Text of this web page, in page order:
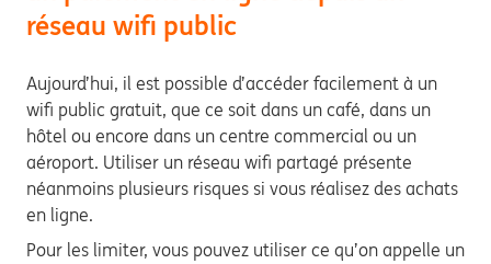
réseau wifi public
Aujourd’hui, il est possible d’accéder facilement à un
wifi public gratuit, que ce soit dans un café, dans un
hôtel ou encore dans un centre commercial ou un
aéroport. Utiliser un réseau wifi partagé présente
néanmoins plusieurs risques si vous réalisez des achats
en ligne.
Pour les limiter, vous pouvez utiliser ce qu’on appelle un